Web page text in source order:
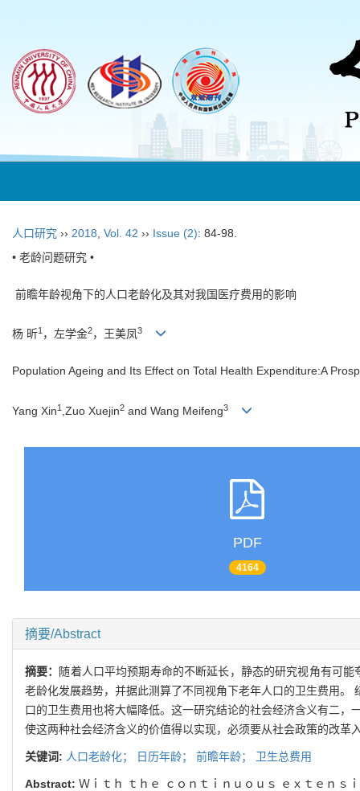
人口研究 ›› 2018 Vol. 42 ›› Issue (2): 84-98.
• 老龄问题研究 •
前瞻年龄视角下的人口老龄化及其对我国医疗费用的影响
杨 昕1 ，左学金2，王美凤3
Population Ageing and Its Effect on Total Health Expenditure:A
Yang Xin1 ,Zuo Xuejin2 and Wang Meifeng3
PDF
4164
摘要/Abstract
摘要： 随着人口平均预期寿命的不断延长， 静态的研究视角有可能
老龄化发展趋势， 并据此测算了不同视角下老年人口的卫生费用。
口的卫生费用也将大幅降低。 这一研究结论的社会经济含义有二 ，
使这两种社会经济含义的价值得以实现， 必须要从社会政策的改革
关键词: 人口老龄化； 日历年龄； 前瞻年龄； 卫生总费用
Abstract:Ｗｉｔｈ ｔｈｅ ｃｏｎｔｉｎｕｏｕｓ ｅｘｔｅｎｓ